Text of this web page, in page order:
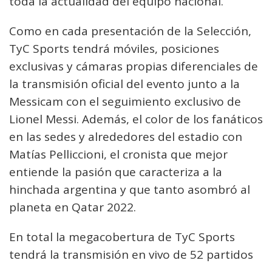
Como en cada presentación de la Selección,
TyC Sports tendrá móviles, posiciones
exclusivas y cámaras propias diferenciales de
la transmisión oficial del evento junto a la
Messicam con el seguimiento exclusivo de
Lionel Messi. Además, el color de los fanáticos
en las sedes y alrededores del estadio con
Matías Pelliccioni, el cronista que mejor
entiende la pasión que caracteriza a la
hinchada argentina y que tanto asombró al
planeta en Qatar 2022.
En total la megacobertura de TyC Sports
tendrá la transmisión en vivo de 52 partidos